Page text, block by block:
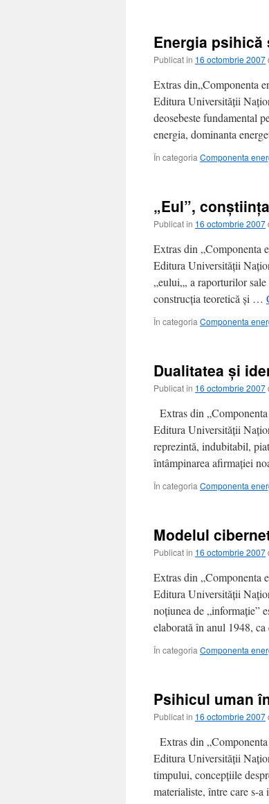
Energia
Publicat în 16 octombrie 2007
Extras din„Componenta
Editura Universităţii
deosebeste fundamental
energia, dominanta
În categoria Componenta
„Eul”,
Publicat în 16 octombrie 2007
Extras din „Componenta
Editura Universităţii
„eului„, a raporturilor
construcţia teoretică şi …
În categoria Componenta
Dualitatea şi
Publicat în 16 octombrie 2007
Extras din
Editura Universităţii
reprezintă, indubitabil,
întâmpinarea afirmaţiei
În categoria Componenta
Modelul
Publicat în 16 octombrie 2007
Extras din „Componenta
Editura Universităţii
noţiunea de „informaţie”
elaborată în anul 1948,
În categoria Componenta
Psihicul uman
Publicat în 16 octombrie 2007
Extras din
Editura Universităţii
timpului, concepţiile
materialiste, între care s-